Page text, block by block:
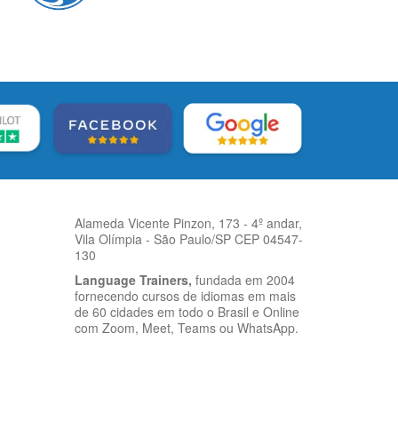
Alameda Vicente Pinzon, 173 - 4º andar,
Vila Olímpia - São Paulo/SP CEP 04547-
130
Language Trainers, fundada em 2004
fornecendo cursos de idiomas em mais
de 60 cidades em todo o Brasil e Online
com Zoom, Meet, Teams ou WhatsApp.